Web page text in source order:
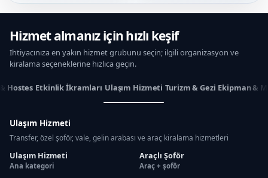
Hizmet almanız için hızlı keşif
İhtiyacınıza en yakın hizmet grubunu seçin; ilgili organizasyon ve
kiralama seçeneklerine hızlıca geçin.
Hostes Etkinlik İkramları Ulaşım Hizmeti Turizm & Gezi Ekipman &
Ulaşım Hizmeti
Transfer, özel şoför, vale, gelin arabası ve araç kiralama hizmetleri
Ulaşım Hizmeti
Ana kategori
Araçlı Şoför
Araç + şoför